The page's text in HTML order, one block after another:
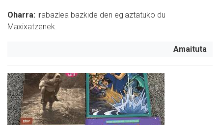
Oharra: irabazlea bazkide den egiaztatuko du
Maxixatzenek.
Amaituta